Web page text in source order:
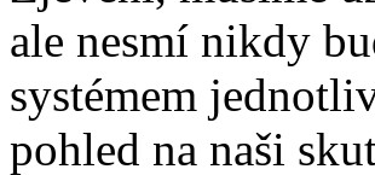
ale nesmí nikdy
systémem
pohled na naši